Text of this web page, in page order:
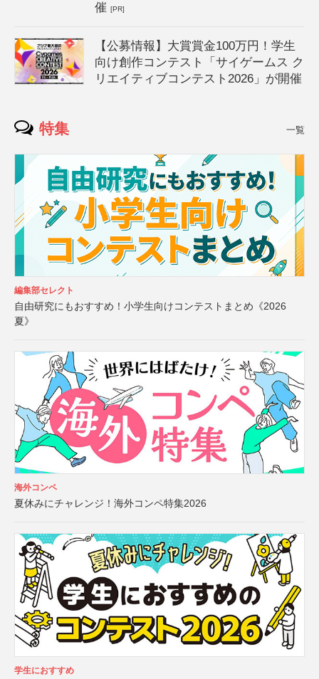
催[PR]
【公募情報】大賞賞金100万円！学生
向け創作コンテスト「サイゲームス ク
リエイティブコンテスト2026」が開催
特集 一覧
編集部セレクト
自由研究にもおすすめ！小学生向けコンテストまとめ《2026
夏》
海外コンペ
夏休みにチャレンジ！海外コンペ特集2026
学生におすすめ